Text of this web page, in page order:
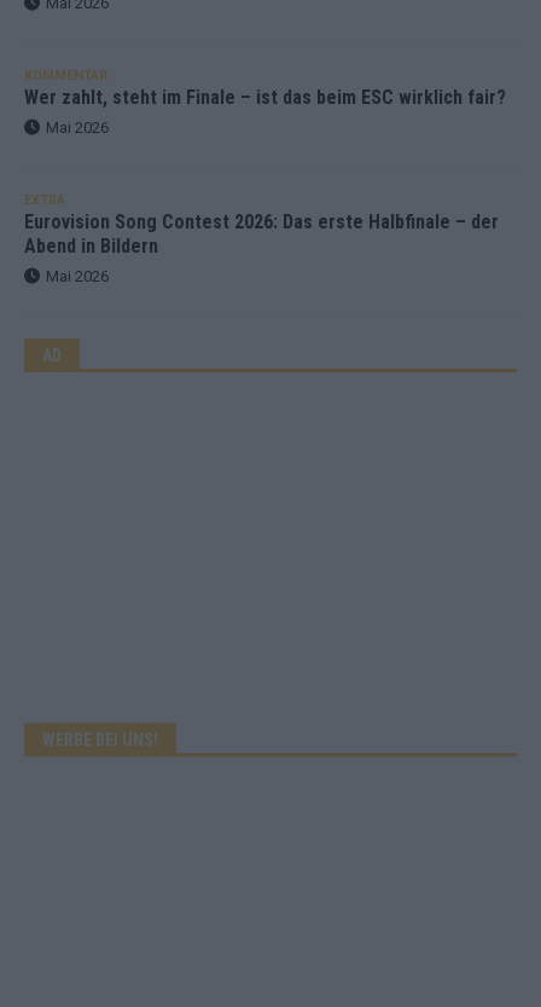
KOMMENTAR
Wer zahlt, steht im Finale – ist das beim ESC wirklich fair?
Mai 2026
EXTRA
Eurovision Song Contest 2026: Das erste Halbfinale – der
Abend in Bildern
Mai 2026
AD
WERBE BEI UNS!